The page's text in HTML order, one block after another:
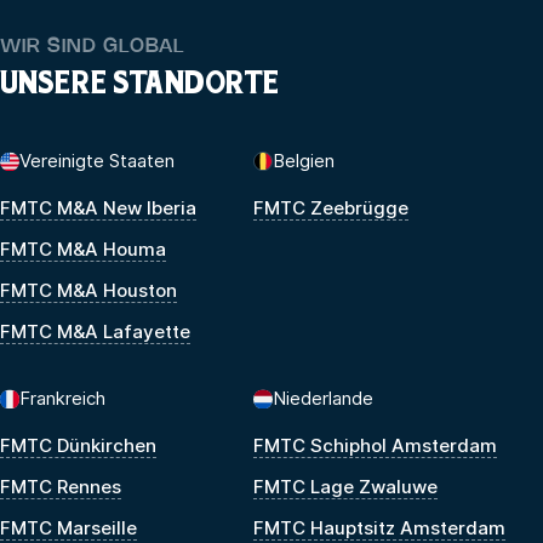
WIR SIND GLOBAL
UNSERE STANDORTE
Vereinigte Staaten
FMTC M&A New Iberia
FMTC M&A Houma
FMTC M&A Houston
FMTC M&A Lafayette
Belgien
FMTC Zeebrügge
Frankreich
FMTC Dünkirchen
FMTC Rennes
FMTC Marseille
Niederlande
FMTC Schiphol Amsterdam
FMTC Lage Zwaluwe
FMTC Hauptsitz Amsterdam